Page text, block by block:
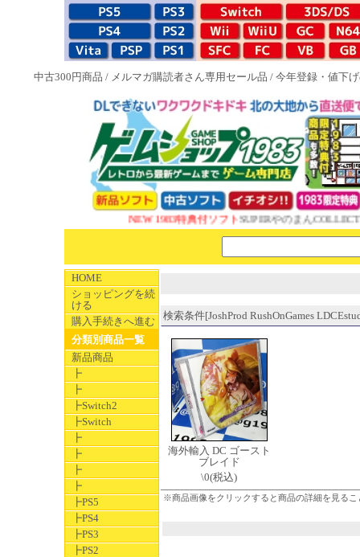
中古300円商品 / メルマガ購読者さん専用セール品 / 今年登録・値下
NEW 1983特典付ソフトSUPERやのまんCOLLECTION
HOME
ショッピングを続
ける
購入手続きへ進む
分類別商品一覧
新品商品
┣
┣
┣Switch2
┣Switch
┣
┣
┣
┣
┣PS5
┣PS4
┣PS3
┣PS2
検索条件[JoshProd RushOnGames
海外輸入 DC ゴースト
ブレイド
\0(税込)
※商品画像をクリックすると商品の詳細を見るこ